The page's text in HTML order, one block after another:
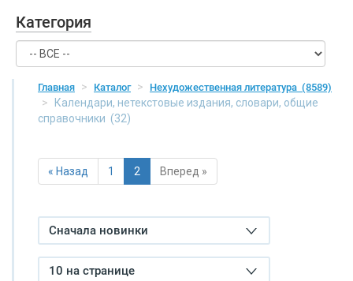
Категория
Главная Каталог Нехудожественная литература (8589)
Календари, нетекстовые издания, словари, общие
справочники (32)
« Назад 1 2 Вперед »
Сначала новинки
10 на странице